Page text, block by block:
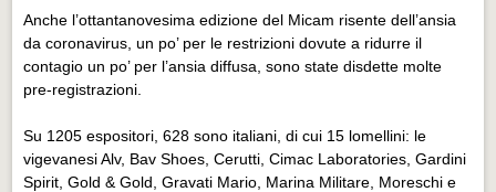
Eventi Pavia
Eventi Pavia
Anche l’ottantanovesima edizione del Micam risente dell’ansia
da coronavirus, un po’ per le restrizioni dovute a ridurre il
contagio un po’ per l’ansia diffusa, sono state disdette molte
pre-registrazioni.
Su 1205 espositori, 628 sono italiani, di cui 15 lomellini: le
vigevanesi Alv, Bav Shoes, Cerutti, Cimac Laboratories, Gardini
Spirit, Gold & Gold, Gravati Mario, Marina Militare, Moreschi e